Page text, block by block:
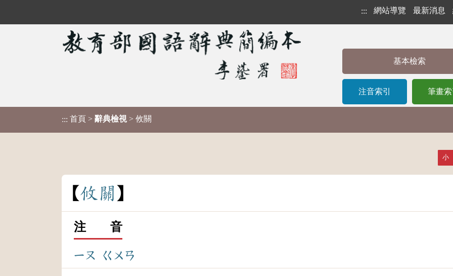
::: 網站導覽 最新消息
基本檢索
注音索引 筆畫索
::: 首頁 > 辭典檢視 > 攸關
小
攸 關
注 音
ㄧㄡ ㄍㄨㄢ